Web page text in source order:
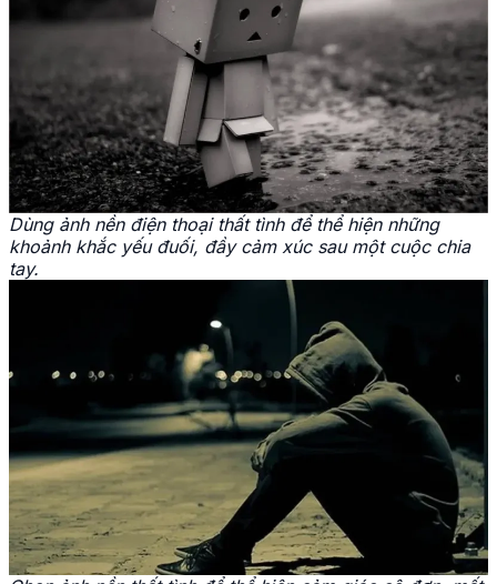
Dùng ảnh nền điện thoại thất tình để thể hiện những
khoảnh khắc yếu đuối, đầy cảm xúc sau một cuộc chia
tay.